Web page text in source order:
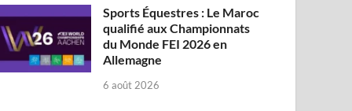
Sports Équestres : Le Maroc
qualifié aux Championnats
du Monde FEI 2026 en
Allemagne
6 août 2026